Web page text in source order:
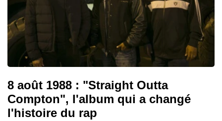
8 août 1988 : "Straight Outta
Compton", l'album qui a changé
l'histoire du rap